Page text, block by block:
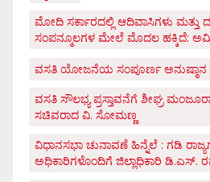
ಮೋದಿ ಸರ್ಕಾರದಲ್ಲಿ ಆದಿವಾಸಿಗಳು ಮತ್ತು
ಸಂಪನ್ಮೂಲಗಳ ಮೇಲೆ ಮೊದಲ ಹಕ್ಕಿದೆ:
ವಸತಿ ಯೋಜನೆಯ ಸಂಪೂರ್ಣ ಅನುಷ್ಠಾನ
ವಸತಿ ಸೌಲಭ್ಯ ಪ್ರಸ್ತಾವನೆಗೆ ಶೀಘ್ರ
ಸಚಿವರಾದ ವಿ. ಸೋಮಣ್ಣ
ವಿಧಾನಸಭಾ ಚುನಾವಣೆ ಹಿನ್ನೆಲೆ : ಗಡಿ
ಅಧಿಕಾರಿಗಳೊಂದಿಗೆ ಜಿಲ್ಲಾಧಿಕಾರಿ ಡಿ.ಎಸ್.